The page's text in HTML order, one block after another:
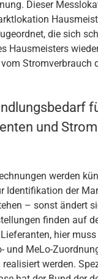
Dieser
die sich
Hausmeisters
Stromverbrauch
und
werden
Identifikation der
– sonst ändert
finden auf
hier
und MeLo-
werden.